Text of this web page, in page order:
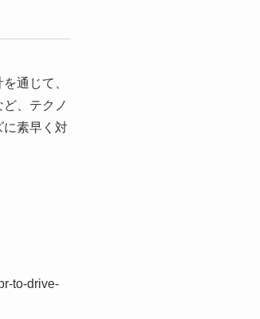
通じて、
、テクノ
に素早く対
to-drive-